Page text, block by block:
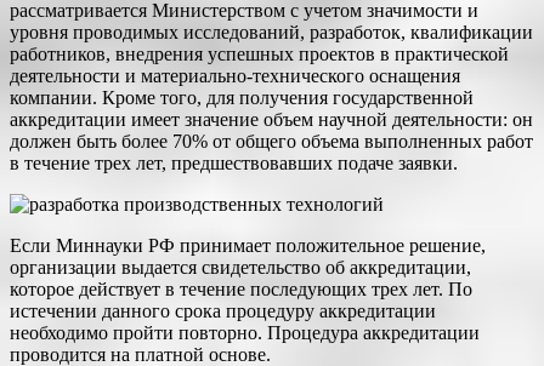
рассматривается Министерством с учетом значимости и
уровня проводимых исследований, разработок, квалификации
работников, внедрения успешных проектов в практической
деятельности и материально-технического оснащения
компании. Кроме того, для получения государственной
аккредитации имеет значение объем научной деятельности: он
должен быть более 70% от общего объема выполненных работ
в течение трех лет, предшествовавших подаче заявки.
Если Миннауки РФ принимает положительное решение,
организации выдается свидетельство об аккредитации,
которое действует в течение последующих трех лет. По
истечении данного срока процедуру аккредитации
необходимо пройти повторно. Процедура аккредитации
проводится на платной основе.